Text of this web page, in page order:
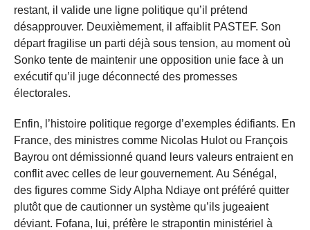
restant, il valide une ligne politique qu’il prétend
désapprouver. Deuxièmement, il affaiblit PASTEF. Son
départ fragilise un parti déjà sous tension, au moment où
Sonko tente de maintenir une opposition unie face à un
exécutif qu’il juge déconnecté des promesses
électorales.
Enfin, l’histoire politique regorge d’exemples édifiants. En
France, des ministres comme Nicolas Hulot ou François
Bayrou ont démissionné quand leurs valeurs entraient en
conflit avec celles de leur gouvernement. Au Sénégal,
des figures comme Sidy Alpha Ndiaye ont préféré quitter
plutôt que de cautionner un système qu’ils jugeaient
déviant. Fofana, lui, préfère le strapontin ministériel à